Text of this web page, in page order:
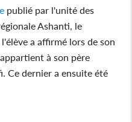
publié par l'unité des
Ashanti, le
a affirmé lors de son
à son père
Ce dernier a ensuite été